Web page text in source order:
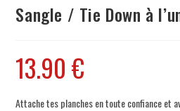
Sangle / Tie Down à
13.90€
Attache tes planches en toute confiance et